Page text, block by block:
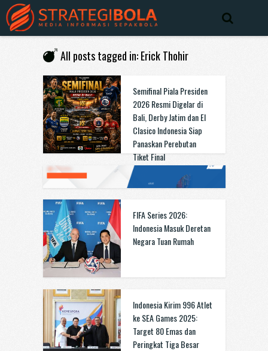
All posts tagged in: Erick Thohir
Semifinal Piala Presiden
2026 Resmi Digelar di
Bali, Derby Jatim dan El
Clasico Indonesia Siap
Panaskan Perebutan
Tiket Final
FIFA Series 2026:
Indonesia Masuk Deretan
Negara Tuan Rumah
Indonesia Kirim 996 Atlet
ke SEA Games 2025:
Target 80 Emas dan
Peringkat Tiga Besar